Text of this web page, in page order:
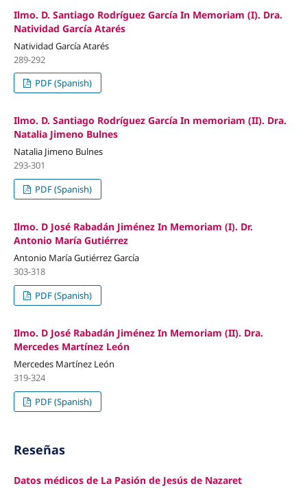
Ilmo. D. Santiago Rodríguez García In Memoriam (I). Dra.
Natividad García Atarés
Natividad García Atarés
289-292
PDF (Spanish)
Ilmo. D. Santiago Rodríguez García In memoriam (II). Dra.
Natalia Jimeno Bulnes
Natalia Jimeno Bulnes
293-301
PDF (Spanish)
Ilmo. D José Rabadán Jiménez In Memoriam (I). Dr.
Antonio María Gutiérrez
Antonio María Gutiérrez García
303-318
PDF (Spanish)
Ilmo. D José Rabadán Jiménez In Memoriam (II). Dra.
Mercedes Martínez León
Mercedes Martínez León
319-324
PDF (Spanish)
Reseñas
Datos médicos de La Pasión de Jesús de Nazaret